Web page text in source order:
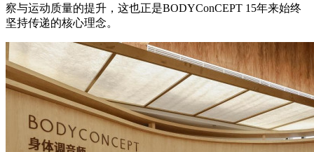
察与运动质量的提升，这也正是BODYConCEPT 15年来始终
坚持传递的核心理念。